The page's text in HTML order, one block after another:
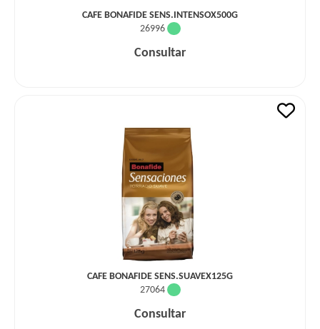
CAFE BONAFIDE SENS.INTENSOX500G
26996
Consultar
CAFE BONAFIDE SENS.SUAVEX125G
27064
Consultar